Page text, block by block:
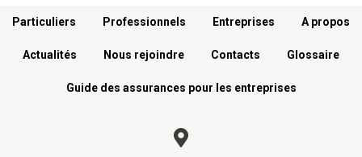
Menu footer
Particuliers Professionnels Entreprises A propos
Actualités Nous rejoindre Contacts Glossaire
Guide des assurances pour les entreprises